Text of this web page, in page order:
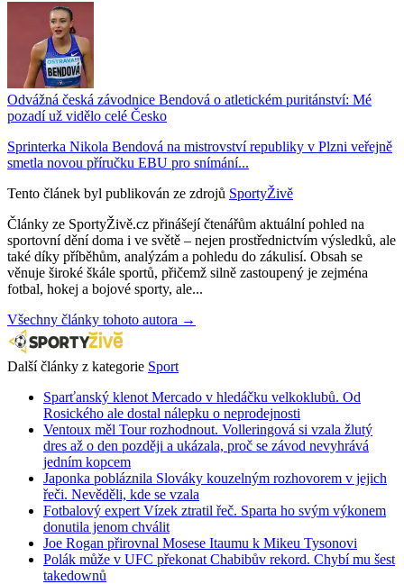
Odvážná česká závodnice Bendová o atletickém puritánství: Mé
pozadí už vidělo celé Česko
Sprinterka Nikola Bendová na mistrovství republiky v Plzni veřejně
smetla novou příručku EBU pro snímání...
Tento článek byl publikován ze zdrojů SportyŽivě
Články ze SportyŽivě.cz přinášejí čtenářům aktuální pohled na
sportovní dění doma i ve světě – nejen prostřednictvím výsledků, ale
také díky příběhům, analýzám a pohledu do zákulisí. Obsah se
věnuje široké škále sportů, přičemž silně zastoupený je zejména
fotbal, hokej a bojové sporty, ale...
Všechny články tohoto autora →
Další články z kategorie Sport
Sparťanský klenot Mercado v hledáčku velkoklubů. Od
Rosického ale dostal nálepku o neprodejnosti
Ventoux měl Tour rozhodnout. Volleringová si vzala žlutý
dres až o den později a ukázala, proč se závod nevyhrává
jedním kopcem
Japonka pobláznila Slováky kouzelným rozhovorem v jejich
řeči. Nevěděli, kde se vzala
Fotbalový expert Vízek ztratil řeč. Sparta ho svým výkonem
donutila jenom chválit
Joe Rogan přirovnal Mosese Itaumu k Mikeu Tysonovi
Polák může v UFC překonat Chabibův rekord. Chybí mu šest
takedownů